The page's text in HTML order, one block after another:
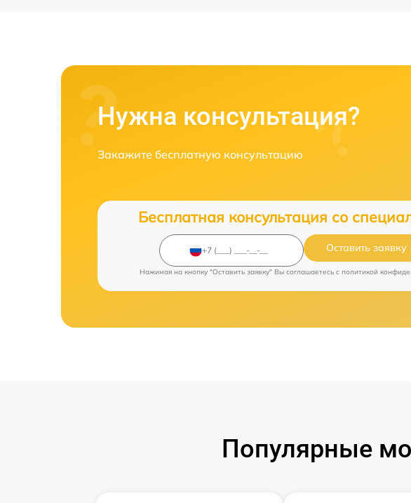
Нужна консультация?
Закажите бесплатную консультацию
Бесплатная консультация со
Оставить заявку
Нажимая на кнопку "Оставить заявку" Вы соглашаетесь c политикой
Популярные